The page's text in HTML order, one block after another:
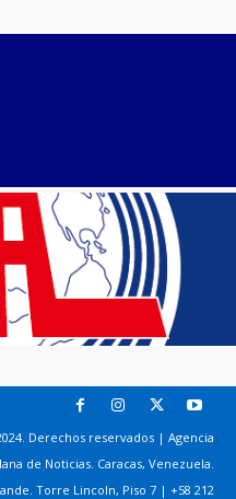
Derechos reservados | Agencia
de Noticias. Caracas, Venezuela.
Torre Lincoln, Piso 7 | +58 212